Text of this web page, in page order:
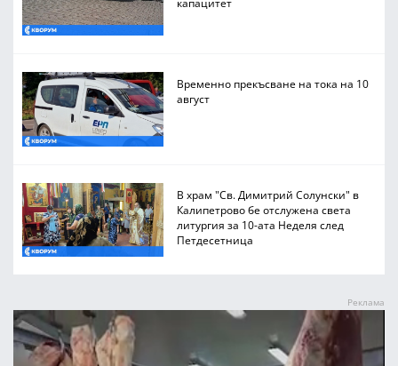
капацитет
Временно прекъсване на тока на 10
август
В храм "Св. Димитрий Солунски" в
Калипетрово бе отслужена света
литургия за 10-ата Неделя след
Петдесетница